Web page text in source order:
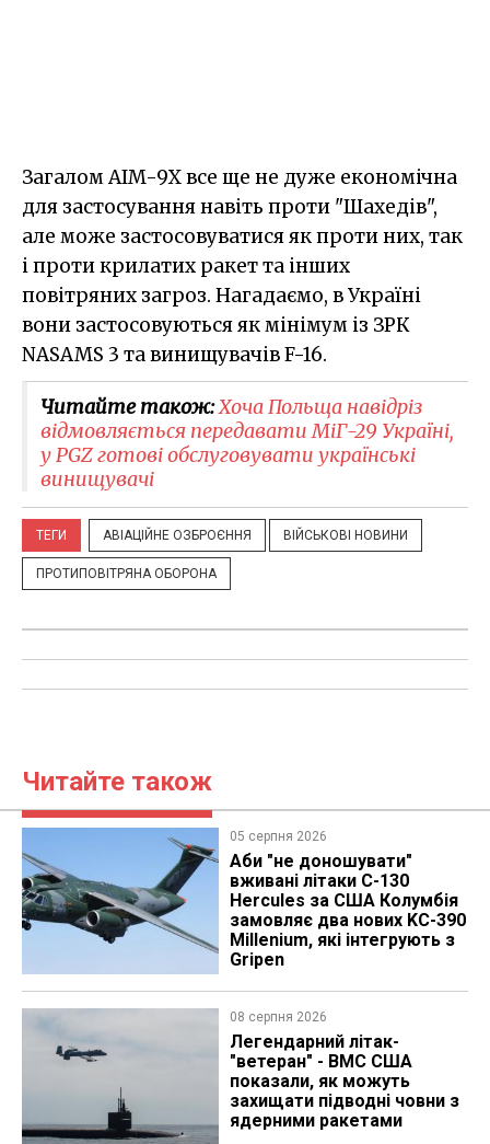
Загалом AIM-9X все ще не дуже економічна
для застосування навіть проти "Шахедів",
але може застосовуватися як проти них, так
і проти крилатих ракет та інших
повітряних загроз. Нагадаємо, в Україні
вони застосовуються як мінімум із ЗРК
NASAMS 3 та винищувачів F-16.
Читайте також:Хоча Польща навідріз
відмовляється передавати МіГ-29 Україні,
у PGZ готові обслуговувати українські
винищувачі
ТЕГИ АВІАЦІЙНЕ ОЗБРОЄННЯ ВІЙСЬКОВІ НОВИНИ
ПРОТИПОВІТРЯНА ОБОРОНА
Читайте також
05 серпня 2026
Аби "не доношувати"
вживані літаки C-130
Hercules за США Колумбія
замовляє два нових KC-390
Millenium, які інтегрують з
Gripen
08 серпня 2026
Легендарний літак-
"ветеран" - ВМС США
показали, як можуть
захищати підводні човни з
ядерними ракетами